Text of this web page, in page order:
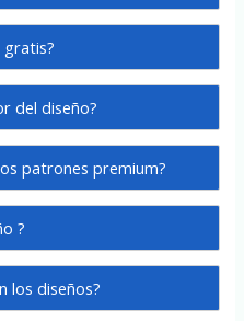
gratis?
del diseño?
patrones premium?
?
los diseños?